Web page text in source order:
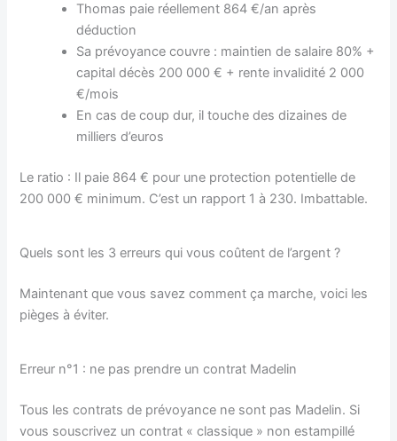
Thomas paie réellement 864 €/an après
déduction
Sa prévoyance couvre : maintien de salaire 80% +
capital décès 200 000 € + rente invalidité 2 000
€/mois
En cas de coup dur, il touche des dizaines de
milliers d’euros
Le ratio : Il paie 864 € pour une protection potentielle de
200 000 € minimum. C’est un rapport 1 à 230. Imbattable.
Quels sont les 3 erreurs qui vous coûtent de l’argent ?
Maintenant que vous savez comment ça marche, voici les
pièges à éviter.
Erreur n°1 : ne pas prendre un contrat Madelin
Tous les contrats de prévoyance ne sont pas Madelin. Si
vous souscrivez un contrat « classique » non estampillé